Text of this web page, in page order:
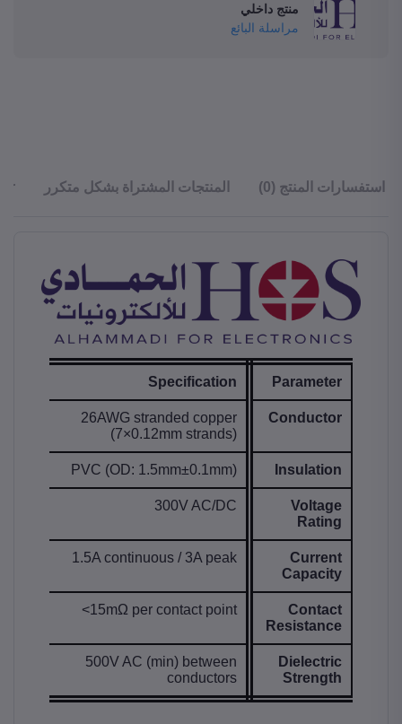
منتج داخلي
مراسلة البائع
استفسارات المنتج (0) المنتجات المشتراة بشكل متكرر
Parameter
Specification
Conductor
26AWG stranded copper
(7×0.12mm strands)
Insulation
PVC (OD: 1.5mm±0.1mm)
Voltage
Rating
300V AC/DC
Current
Capacity
1.5A continuous / 3A peak
Contact
Resistance
<15mΩ per contact point
Dielectric
Strength
500V AC (min) between
conductors